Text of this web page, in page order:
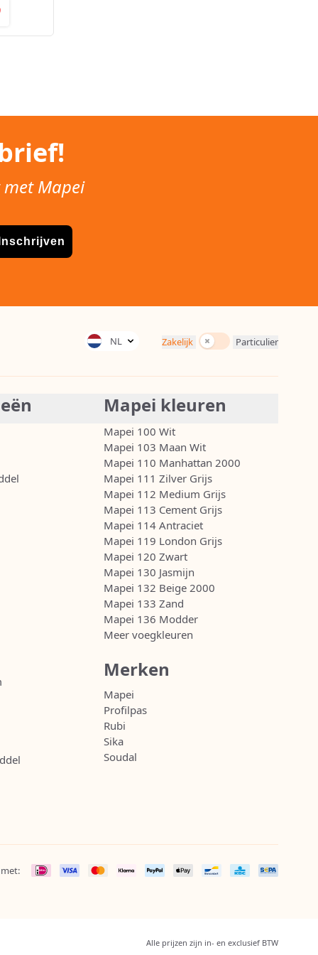
Mapei
NL Zakelijk Incl. BTWParticulier
Mapei kleuren
Mapei 100 Wit
Mapei 103 Maan Wit
Mapei 110 Manhattan 2000
Mapei 111 Zilver Grijs
Mapei 112 Medium Grijs
Mapei 113 Cement Grijs
Mapei 114 Antraciet
Mapei 119 London Grijs
Mapei 120 Zwart
Mapei 130 Jasmijn
Mapei 132 Beige 2000
Mapei 133 Zand
Mapei 136 Modder
Meer voegkleuren
Merken
Mapei
Profilpas
Rubi
Sika
Soudal
Alle prijzen zijn in- en exclusief BTW